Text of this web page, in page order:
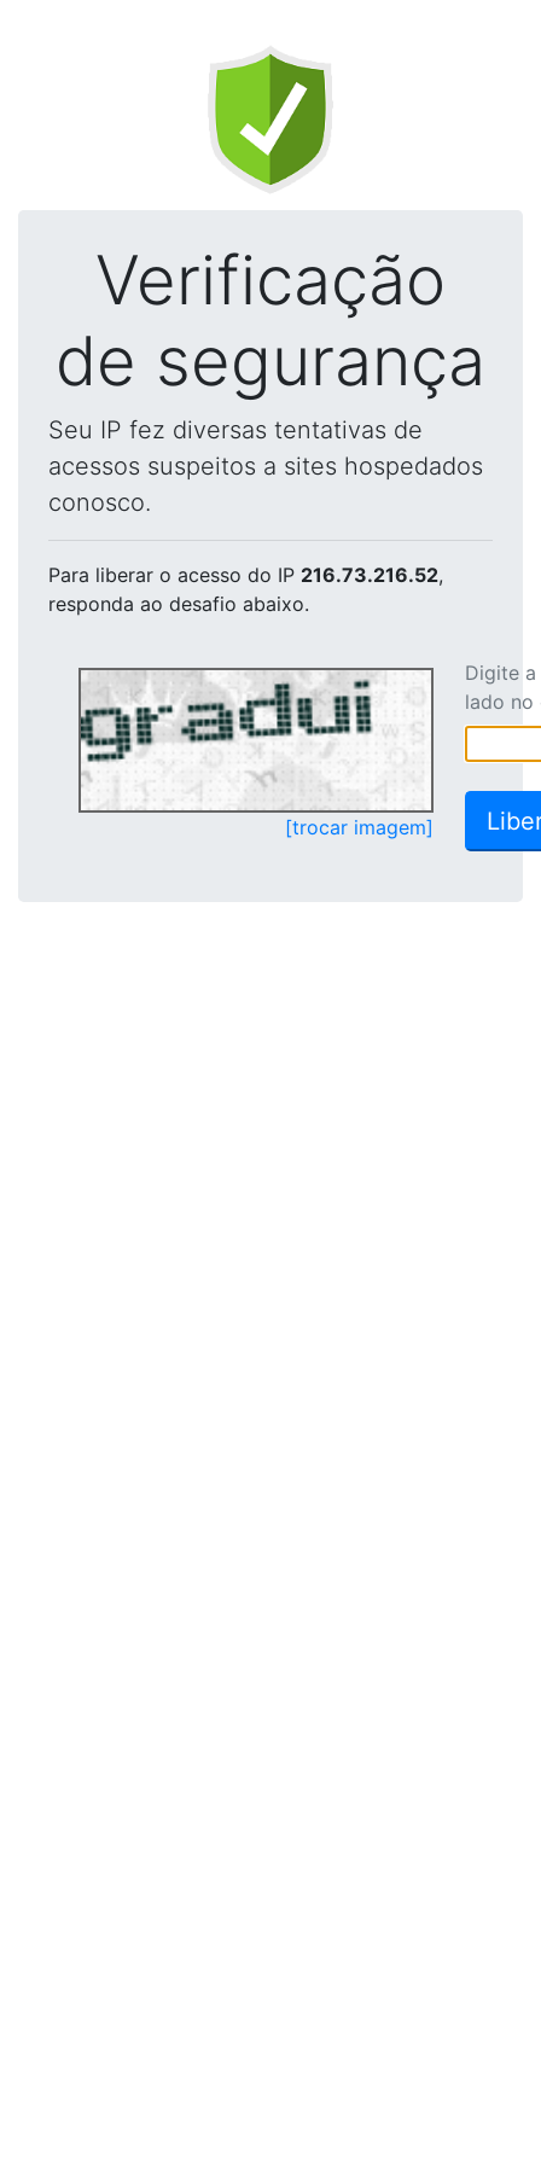
Verificação
de segurança
Seu IP fez diversas tentativas de
acessos suspeitos a sites hospedados
conosco.
Para liberar o acesso do IP 216.73.216.52,
responda ao desafio abaixo.
[trocar imagem]
Digite
lado no